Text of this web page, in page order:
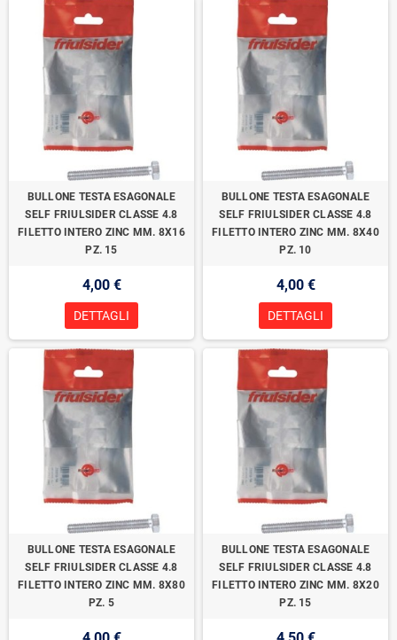
BULLONE TESTA ESAGONALE
SELF FRIULSIDER CLASSE 4.8
FILETTO INTERO ZINC MM. 8X16
PZ. 15
4,00 €
DETTAGLI
BULLONE TESTA ESAGONALE
SELF FRIULSIDER CLASSE 4.8
FILETTO INTERO ZINC MM. 8X40
PZ. 10
4,00 €
DETTAGLI
BULLONE TESTA ESAGONALE
SELF FRIULSIDER CLASSE 4.8
FILETTO INTERO ZINC MM. 8X80
PZ. 5
BULLONE TESTA ESAGONALE
SELF FRIULSIDER CLASSE 4.8
FILETTO INTERO ZINC MM. 8X20
PZ. 15